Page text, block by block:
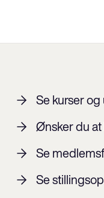
Se kurser
Ønsker du at
Se
Se